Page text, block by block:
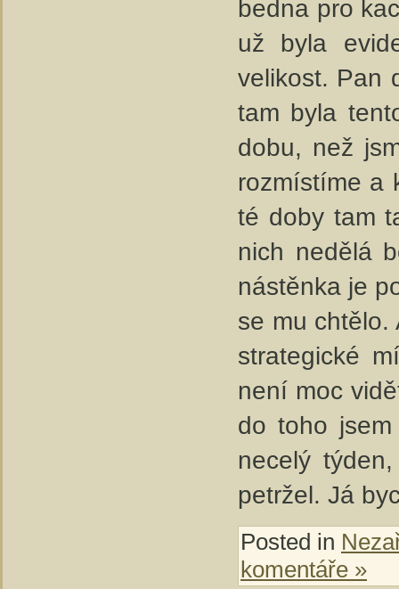
bedna pro
už byla
velikost. Pan
tam byla
dobu, než
rozmístíme a
té doby tam
nich nedělá
nástěnka je
se mu chtělo.
strategické
není moc
do toho
necelý
petržel. Já
Posted in
komentáře »